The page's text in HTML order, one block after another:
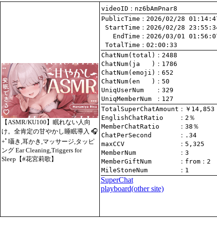
【ASMR/KU100】眠れない人向
け。全肯定の甘やかし睡眠導入 🎧
+ﾟ囁き,耳かき,マッサージ,タッピ
ング Ear Cleaning,Triggers for
Sleep【#花宮莉歌】
videoID：nz6bAmPnar8
PublicTime
StartTime
   EndTime
TotalTime ：02:00:33
ChatNum(total)
ChatNum(ja   )
ChatNum(emoji)
ChatNum(en   )
UniqUserNum
：329
UniqMemberNum
：127
TotalSuperChatAmount
EnglishChatRatio
MemberChatRatio
ChatPerSecond
maxCCV
：5,325
MemberNum
：3
MemberGiftNum
： from ：2
MileStoneNum
：1
SuperChat
playboard(other site)